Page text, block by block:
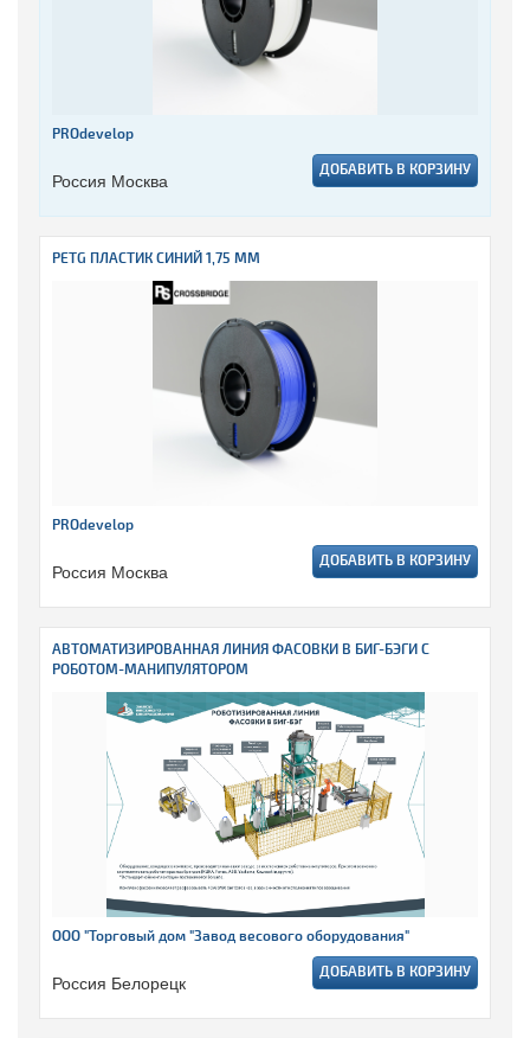
PROdevelop
Россия Москва ДОБАВИТЬ В КОРЗИНУ
PETG ПЛАСТИК СИНИЙ 1,75 ММ
PROdevelop
Россия Москва ДОБАВИТЬ В КОРЗИНУ
АВТОМАТИЗИРОВАННАЯ ЛИНИЯ ФАСОВКИ В БИГ-БЭГИ С
РОБОТОМ-МАНИПУЛЯТОРОМ
ООО "Торговый дом "Завод весового оборудования"
Россия Белорецк ДОБАВИТЬ В КОРЗИНУ